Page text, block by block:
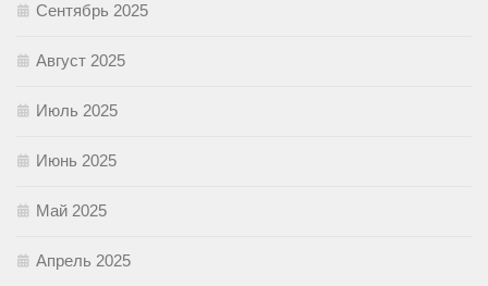
Сентябрь 2025
Август 2025
Июль 2025
Июнь 2025
Май 2025
Апрель 2025